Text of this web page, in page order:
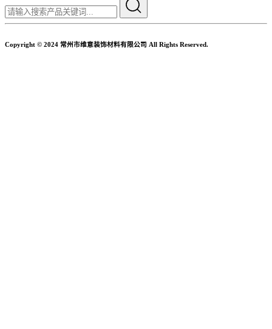
Copyright © 2024 常州市维意装饰材料有限公司 All Rights Reserved.